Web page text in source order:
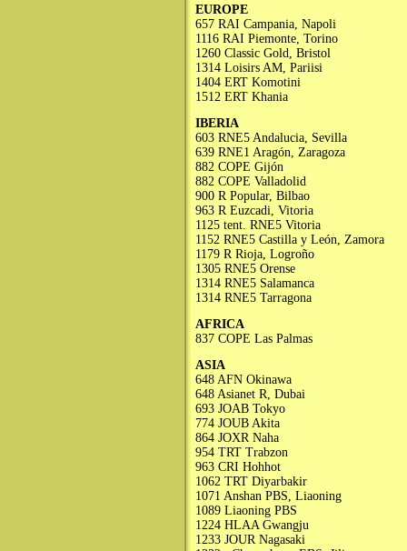
EUROPE
657 RAI Campania, Napoli
1116 RAI Piemonte, Torino
1260 Classic Gold, Bristol
1314 Loisirs AM, Pariisi
1404 ERT Komotini
1512 ERT Khania
IBERIA
603 RNE5 Andalucia, Sevilla
639 RNE1 Aragón, Zaragoza
882 COPE Gijón
882 COPE Valladolid
900 R Popular, Bilbao
963 R Euzcadi, Vitoria
1125 tent. RNE5 Vitoria
1152 RNE5 Castilla y León, Zamora
1179 R Rioja, Logroño
1305 RNE5 Orense
1314 RNE5 Salamanca
1314 RNE5 Tarragona
AFRICA
837 COPE Las Palmas
ASIA
648 AFN Okinawa
648 Asianet R, Dubai
693 JOAB Tokyo
774 JOUB Akita
864 JOXR Naha
954 TRT Trabzon
963 CRI Hohhot
1062 TRT Diyarbakir
1071 Anshan PBS, Liaoning
1089 Liaoning PBS
1224 HLAA Gwangju
1233 JOUR Nagasaki